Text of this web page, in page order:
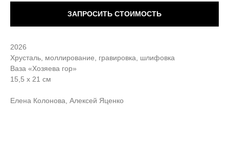
ЗАПРОСИТЬ СТОИМОСТЬ
2026
Хрусталь, моллирование, гравировка, шлифовка
Ваза «Хозяева гор»
15,5 х 21 см
Елена Колонова, Алексей Яценко